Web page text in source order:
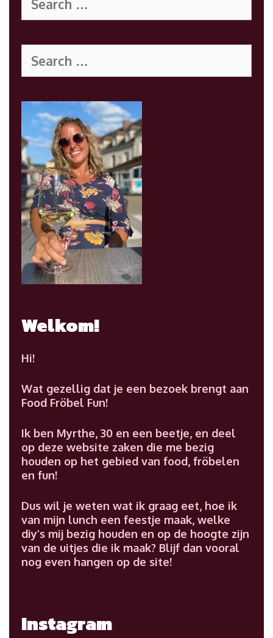
for:
for:
Welkom!
Hi!
Wat gezellig dat je een bezoek brengt aan
Food Fröbel Fun!
Ik ben Myrthe, 30 en een beetje, en deel
op deze website zaken die me bezig
houden op het gebied van food, fröbelen
en fun!
Dus wil je weten wat ik graag eet, hoe ik
van mijn lunch een feestje maak, welke
diy’s mij bezig houden en op de hoogte zijn
van de uitjes die ik maak? Blijf dan vooral
nog even hangen op de site!
Instagram